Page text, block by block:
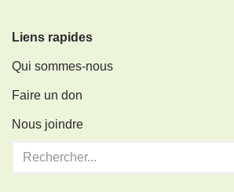
Liens rapides
Qui sommes-nous
Faire un don
Nous joindre